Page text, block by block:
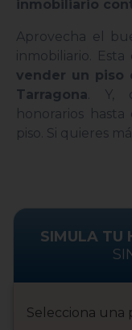
inmobiliario
Aprovecha el
inmobiliario.
vender un piso
Tarragona . Y,
honorarios
piso. Si quieres
SIMULA TU
Selecciona una